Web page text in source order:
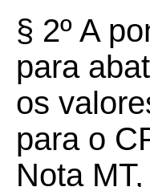
§ 2º A
para
os
para o
Nota